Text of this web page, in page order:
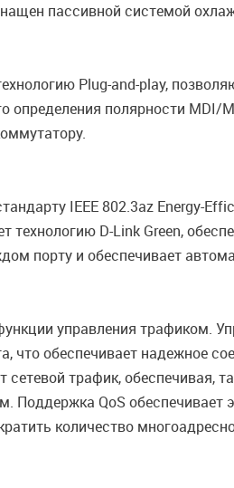
пассивной системой
Plug-and-play,
определения полярности
IEEE 802.3az Energy-
технологию D-Link Green,
порту и обеспечивает
управления трафиком.
что обеспечивает надежное
сетевой трафик,
Поддержка QoS
количество